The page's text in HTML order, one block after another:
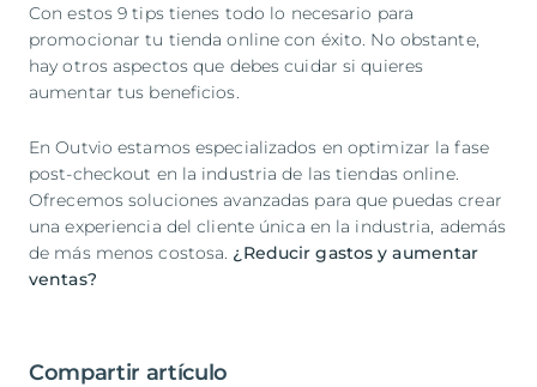
Con estos 9 tips tienes todo lo necesario para
promocionar tu tienda online con éxito. No obstante,
hay otros aspectos que debes cuidar si quieres
aumentar tus beneficios.
En Outvio estamos especializados en optimizar la fase
post-checkout en la industria de las tiendas online.
Ofrecemos soluciones avanzadas para que puedas crear
una experiencia del cliente única en la industria, además
de más menos costosa. ¿Reducir gastos y aumentar
ventas?
Compartir artículo